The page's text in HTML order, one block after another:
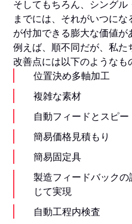
そしてもちろん、シング
までには、それがいつに
が付加できる膨大な価値が
例えば、順不同だが、私
改善点には以下のようなも
位置決め多軸加工
複雑な素材
自動フィードとスピー
簡易価格見積もり
簡易固定具
製造フィードバックの
じて実現
自動工程内検査